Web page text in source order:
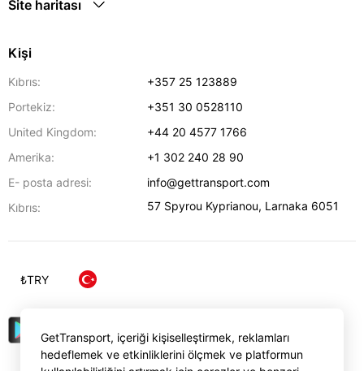
Site haritası
Kişi
Kıbrıs:
+357 25 123889
Portekiz:
+351 30 0528110
United Kingdom:
+44 20 4577 1766
Amerika:
+1 302 240 28 90
E- posta adresi:
info@gettransport.com
Kıbrıs:
57 Spyrou Kyprianou, Larnaka 6051
₺TRY
GetTransport, içeriği kişiselleştirmek, reklamları
hedeflemek ve etkinliklerini ölçmek ve platformun